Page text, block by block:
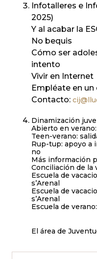
Infotalleres e
2025)
Y al acabar la
No bequis
Cómo ser
intento
Vivir en Internet
Empléate en un
Contacto:
Dinamización
Abierto en verano:
Teen-verano:
Rup-tup: apoyo a
no
Más información
Conciliación de la
Escuela de
s’Arenal
Escuela de
s’Arenal
Escuela de
El área de